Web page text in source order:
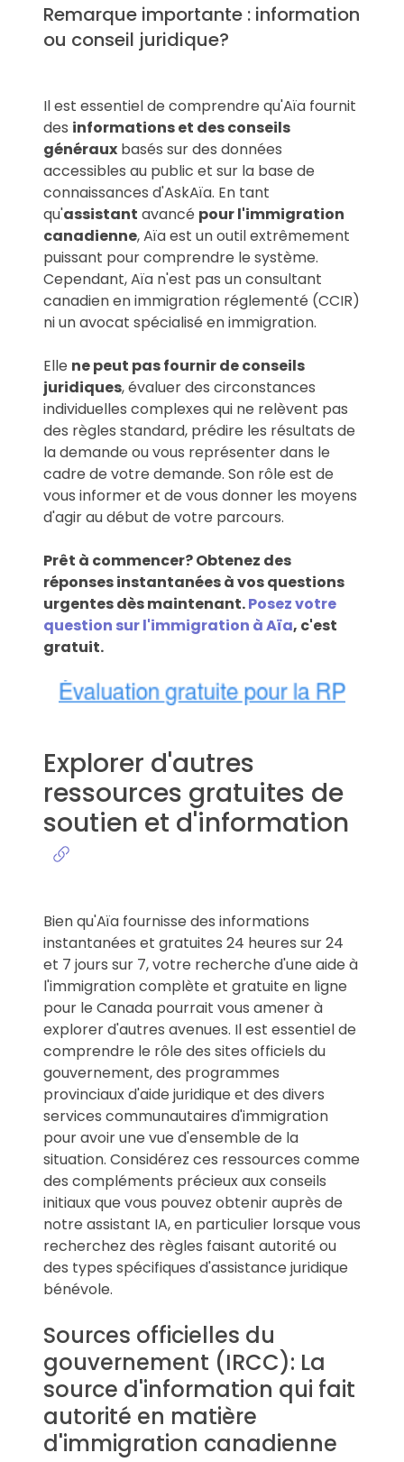
Remarque importante : information
ou conseil juridique?
Il est essentiel de comprendre qu'Aïa fournit
des informations et des conseils
généraux basés sur des données
accessibles au public et sur la base de
connaissances d'AskAïa. En tant
qu'assistant avancé pour l'immigration
canadienne, Aïa est un outil extrêmement
puissant pour comprendre le système.
Cependant, Aïa n'est pas un consultant
canadien en immigration réglementé (CCIR)
ni un avocat spécialisé en immigration.
Elle ne peut pas fournir de conseils
juridiques, évaluer des circonstances
individuelles complexes qui ne relèvent pas
des règles standard, prédire les résultats de
la demande ou vous représenter dans le
cadre de votre demande. Son rôle est de
vous informer et de vous donner les moyens
d'agir au début de votre parcours.
Prêt à commencer? Obtenez des
réponses instantanées à vos questions
urgentes dès maintenant.Posez votre
question sur l'immigration à Aïa, c'est
gratuit.
Explorer d'autres
ressources gratuites de
soutien et d'information
Bien qu'Aïa fournisse des informations
instantanées et gratuites 24 heures sur 24
et 7 jours sur 7, votre recherche d'une aide à
l'immigration complète et gratuite en ligne
pour le Canada pourrait vous amener à
explorer d'autres avenues. Il est essentiel de
comprendre le rôle des sites officiels du
gouvernement, des programmes
provinciaux d'aide juridique et des divers
services communautaires d'immigration
pour avoir une vue d'ensemble de la
situation. Considérez ces ressources comme
des compléments précieux aux conseils
initiaux que vous pouvez obtenir auprès de
notre assistant IA, en particulier lorsque vous
recherchez des règles faisant autorité ou
des types spécifiques d'assistance juridique
bénévole.
Sources officielles du
gouvernement (IRCC): La
source d'information qui fait
autorité en matière
d'immigration canadienne